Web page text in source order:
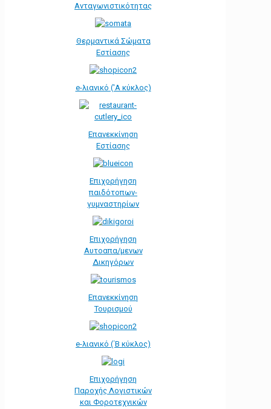
Ανταγωνιστικότητας
Θερμαντικά Σώματα
Εστίασης
e-λιανικό ('Α κύκλος)
Επανεκκίνηση
Εστίασης
Επιχορήγηση
παιδότοπων-
γυμναστηρίων
Επιχορήγηση
Αυτοαπα/μενων
Δικηγόρων
Επανεκκίνηση
Τουρισμού
e-λιανικό (΄Β κύκλος)
Επιχορήγηση
Παροχής Λογιστικών
και Φοροτεχνικών